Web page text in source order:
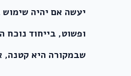
יעשה אם יהיה שימוש
ופשוט, בייחוד נוכח
שבמקורה היא קטנה, אבל